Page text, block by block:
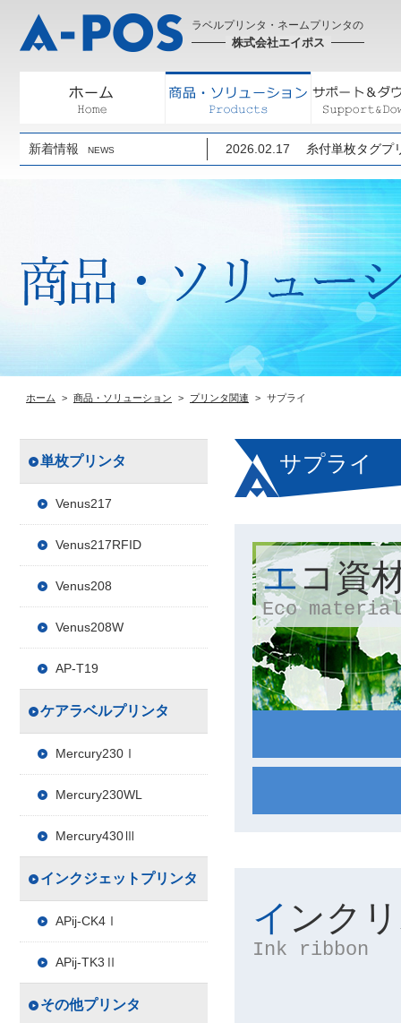
ラベルプリンタ・ネームプリンタの
株式会社エイポス
新着情報 NEWS 2026.02.17 糸付単枚タグプ
ホーム 商品・ソリューション プリンタ関連 サプライ
サプライ
エコ資
Eco
インク
Ink ribbon
単枚プリンタ
Venus217
Venus217RFID
Venus208
Venus208W
AP-T19
ケアラベルプリンタ
Mercury230Ⅰ
Mercury230WL
Mercury430Ⅲ
インクジェットプリンタ
APij-CK4Ⅰ
APij-TK3Ⅱ
その他プリンタ